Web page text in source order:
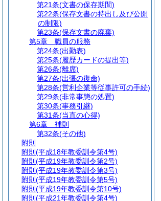
第21条(文書の保存期間)
第22条(保存文書の持出し及び公開
の制限)
第23条(保存文書の廃棄)
第5章
職員の服務
第24条(出勤表)
第25条(履歴カードの提出等)
第26条(離席)
第27条(出張の復命)
第28条(営利企業等従事許可の手続)
第29条(非常事態の処置)
第30条(事務引継)
第31条(当直の心得)
第6章
補則
第32条(その他)
附則
附則 (平成18年教委訓令第4号)
附則 (平成19年教委訓令第2号)
附則 (平成19年教委訓令第3号)
附則 (平成19年教委訓令第5号)
附則 (平成19年教委訓令第10号)
附則 (平成21年教委訓令第4号)